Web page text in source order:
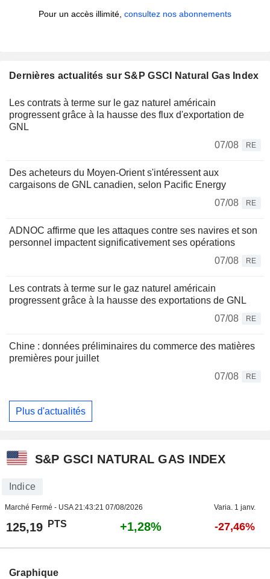
Pour un accès illimité, consultez nos abonnements
Dernières actualités sur S&P GSCI Natural Gas Index
Les contrats à terme sur le gaz naturel américain
progressent grâce à la hausse des flux d'exportation de
GNL
07/08
RE
Des acheteurs du Moyen-Orient s'intéressent aux
cargaisons de GNL canadien, selon Pacific Energy
07/08
RE
ADNOC affirme que les attaques contre ses navires et son
personnel impactent significativement ses opérations
07/08
RE
Les contrats à terme sur le gaz naturel américain
progressent grâce à la hausse des exportations de GNL
07/08
RE
Chine : données préliminaires du commerce des matières
premières pour juillet
07/08
RE
Plus d'actualités
S&P GSCI NATURAL GAS INDEX
Indice
Marché Fermé - USA21:43:21 07/08/2026 Varia. 1 janv.
125,19 PTS +1,28% -27,46%
Graphique